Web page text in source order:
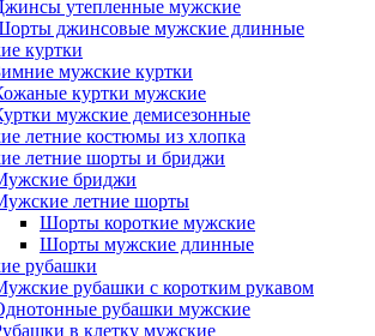
утепленные мужские
джинсовые мужские длинные
куртки
мужские куртки
куртки мужские
мужские демисезонные
летние костюмы из хлопка
летние шорты и бриджи
бриджи
летние шорты
Шорты короткие мужские
Шорты мужские длинные
рубашки
рубашки с коротким рукавом
рубашки мужские
в клетку мужские